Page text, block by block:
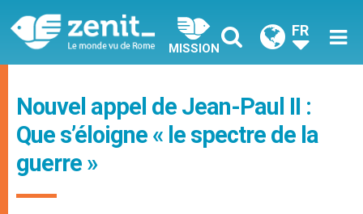
MISSION
FR
Nouvel appel de Jean-Paul II :
Que s’éloigne « le spectre de la
guerre »